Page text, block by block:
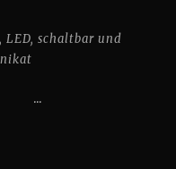
, LED, schaltbar und
...